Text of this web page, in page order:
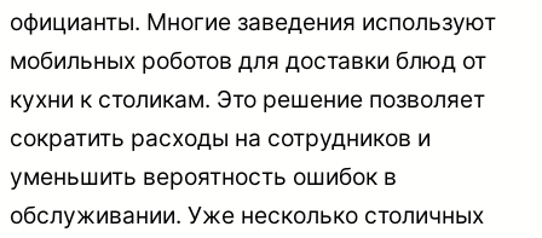
официанты. Многие заведения используют
мобильных роботов для доставки блюд от
кухни к столикам. Это решение позволяет
сократить расходы на сотрудников и
уменьшить вероятность ошибок в
обслуживании. Уже несколько столичных